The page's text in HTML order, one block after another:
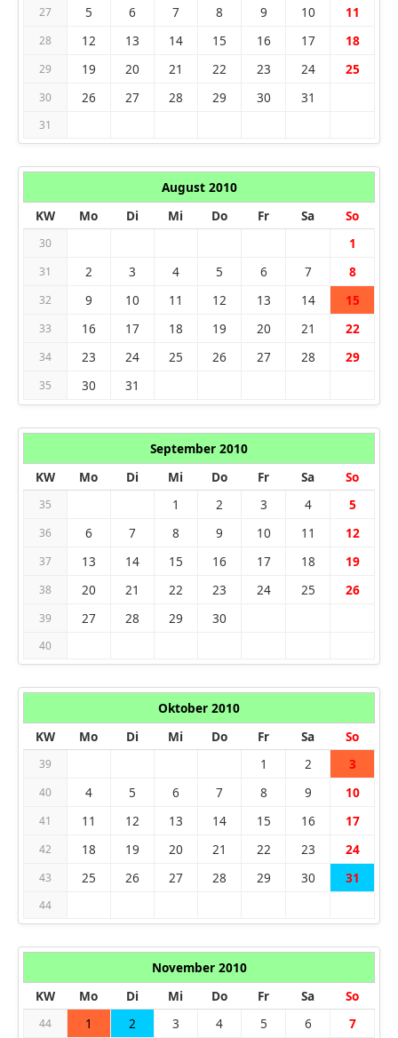
27 5 6 7 8 9 10 11
28 12 13 14 15 16 17 18
29 19 20 21 22 23 24 25
30 26 27 28 29 30 31
31
August 2010
KW
Mo Di Mi Do Fr Sa So
30 1
31 2 3 4 5 6 7 8
32 9 10 11 12 13 14 15
33 16 17 18 19 20 21 22
34 23 24 25 26 27 28 29
35 30 31
September 2010
KW
Mo Di Mi Do Fr Sa So
35 1 2 3 4 5
36 6 7 8 9 10 11 12
37 13 14 15 16 17 18 19
38 20 21 22 23 24 25 26
39 27 28 29 30
40
Oktober 2010
KW
Mo Di Mi Do Fr Sa So
39 1 2 3
40 4 5 6 7 8 9 10
41 11 12 13 14 15 16 17
42 18 19 20 21 22 23 24
43 25 26 27 28 29 30 31
44
November 2010
KW
Mo Di Mi Do Fr Sa So
44 1 2 3 4 5 6 7